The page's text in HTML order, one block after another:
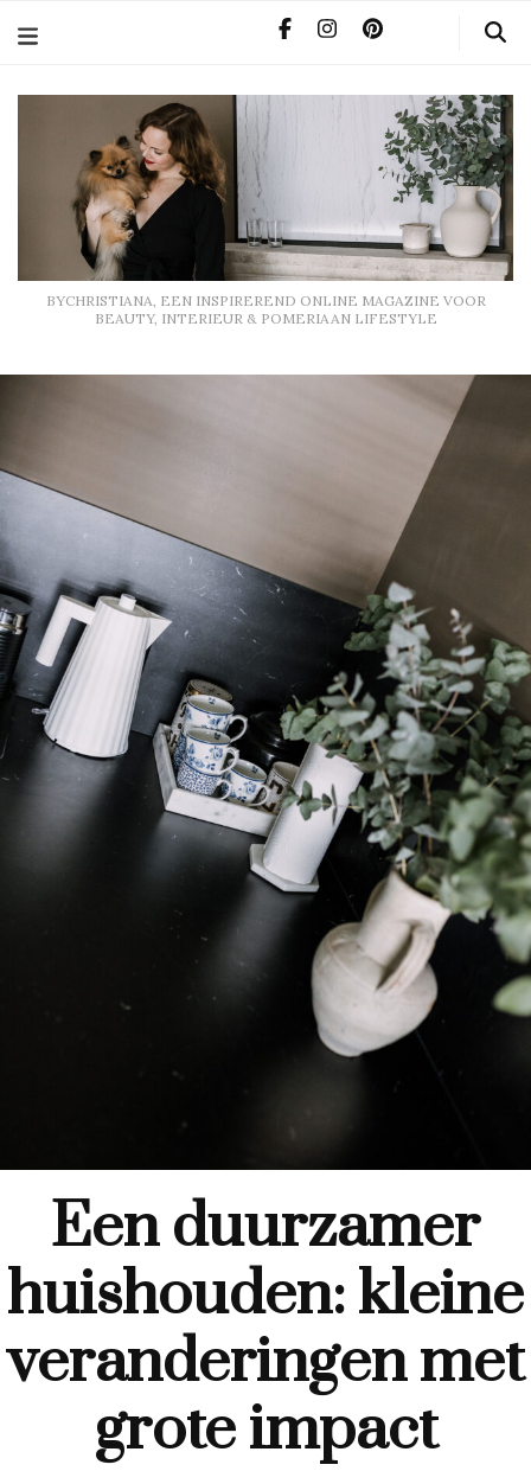
BYCHRISTIANA, EEN INSPIREREND ONLINE MAGAZINE VOOR
BEAUTY, INTERIEUR & POMERIAAN LIFESTYLE
Een duurzamer
huishouden: kleine
veranderingen met
grote impact